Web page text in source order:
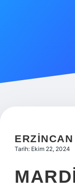
Hakkımızda
Tarih: Ekim 22, 2024